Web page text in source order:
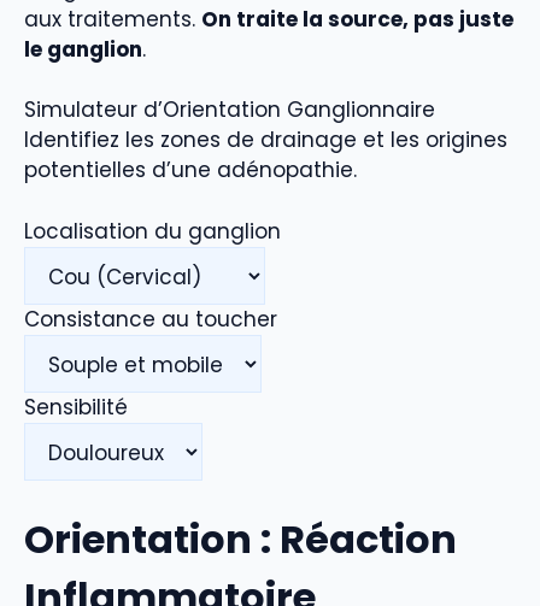
aux traitements. On traite la source, pas juste
le ganglion.
Simulateur d’Orientation Ganglionnaire
Identifiez les zones de drainage et les origines
potentielles d’une adénopathie.
Localisation du ganglion
Consistance au toucher
Sensibilité
Orientation : Réaction